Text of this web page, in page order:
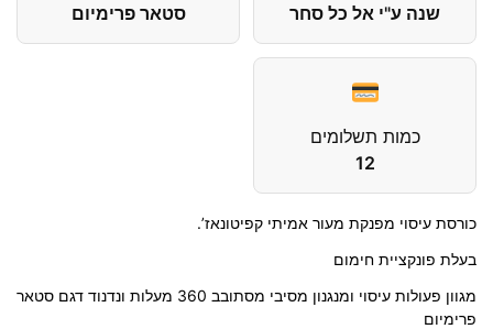
שנה ע"י אל כל סחר
סטאר פרימיום
כמות תשלומים
12
כורסת עיסוי מפנקת מעור אמיתי קפיטונאז’.
בעלת פונקציית חימום
מגוון פעולות עיסוי ומנגנון מסיבי מסתובב 360 מעלות ונדנוד דגם סטאר
פרימיום